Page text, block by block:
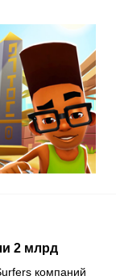
2 млрд
компаний